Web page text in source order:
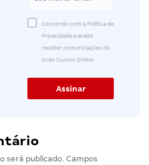
Concordo com a Política de
Privacidade e aceito
receber comunicações do
Gran Cursos Online.
será publicado. Campos